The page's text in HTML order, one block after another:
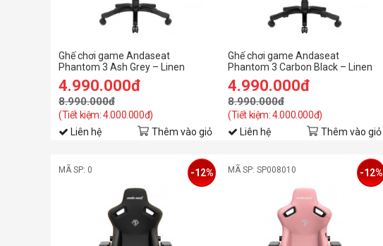
Ghế chơi game Andaseat
Phantom 3 Ash Grey – Linen
Fabric – Premium Office Gaming
Chair
4.990.000đ
8.990.000đ
(Tiết kiệm: 4.000.000đ)
Liên hệ Thêm vào giỏ
Ghế chơi game Andaseat
Phantom 3 Carbon Black – Linen
Fabric – Premium Office Gaming
Chair
4.990.000đ
8.990.000đ
(Tiết kiệm: 4.000.000đ)
Liên hệ Thêm vào giỏ
MÃ SP: 0 -12% MÃ SP: SP008010 -12%